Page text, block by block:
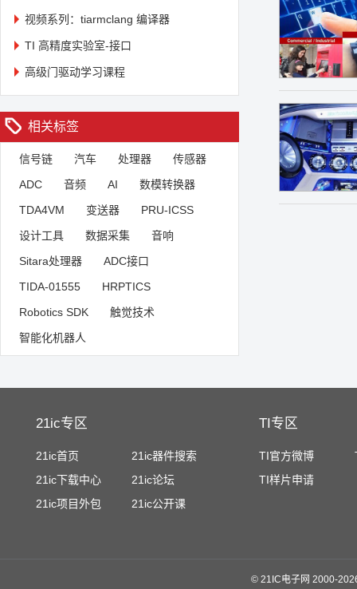
视频系列：tiarmclang 编译器
TI 高精度实验室-接口
高级门驱动学习课程
相关标签
信号链 汽车 处理器
传感器
ADC
音频 AI
数模转换器
TDA4VM
变送器
PRU-ICSS
设计工具
数据采集
音响
Sitara处理器
ADC接口
TIDA-01555
HRPTICS
Robotics SDK
触觉技术
智能化机器人
21ic专区
21ic首页
21ic器件搜索
21ic下载中心
21ic论坛
21ic项目外包
21ic公开课
TI专区
TI官方微博
TI样片申请
©21IC电子网 2000-